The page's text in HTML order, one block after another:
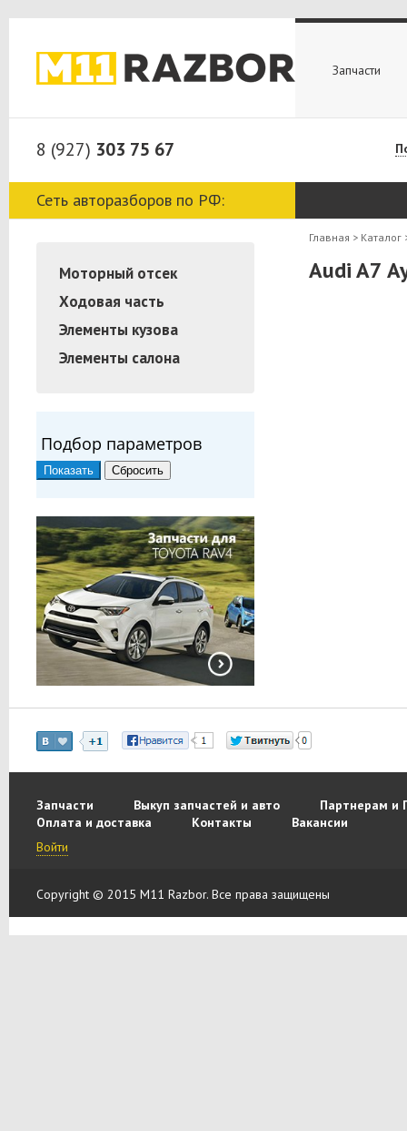
Запчасти
8 (927) 303 75 67
Сеть авторазборов по РФ:
Моторный отсек
Ходовая часть
Элементы кузова
Элементы салона
Подбор параметров
Главная > Каталог
Audi A7
Запчасти Выкуп запчастей и авто
Партнерам и
Оплата и доставка
Контакты
Вакансии
Войти
Copyright © 2015 M11 Razbor. Все права защищены